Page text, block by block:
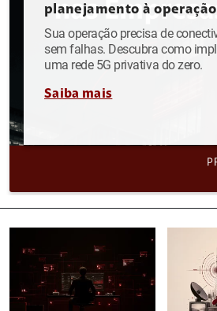
planejamento à operação
Sua operação precisa de
sem falhas. Descubra como
uma rede 5G privativa do zero.
Saiba mais